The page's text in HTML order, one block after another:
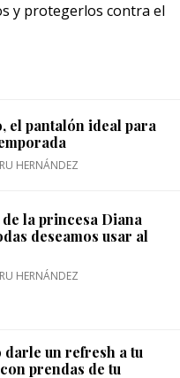
y protegerlos contra el
el pantalón ideal para
HERNÁNDEZ
la princesa Diana
deseamos usar al
HERNÁNDEZ
darle un refresh a tu
prendas de tu